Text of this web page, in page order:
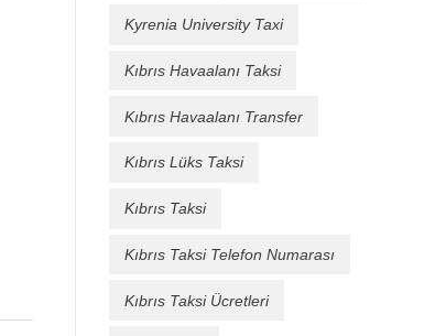
Kyrenia University Taxi
Kıbrıs Havaalanı Taksi
Kıbrıs Havaalanı Transfer
Kıbrıs Lüks Taksi
Kıbrıs Taksi
Kıbrıs Taksi Telefon Numarası
Kıbrıs Taksi Ücretleri